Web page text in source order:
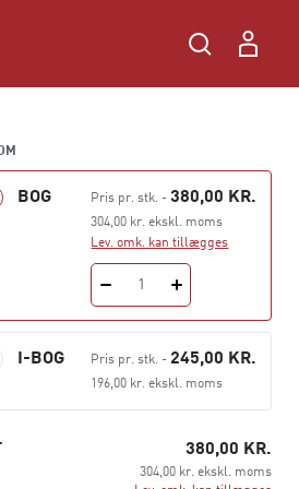
BOG Pris pr. stk. -380,00 KR.
304,00 kr. ekskl. moms
Lev. omk. kan tillægges
1
I-BOG Pris pr. stk. - 245,00 KR.
196,00 kr. ekskl. moms
380,00 KR.
304,00 kr. ekskl. moms